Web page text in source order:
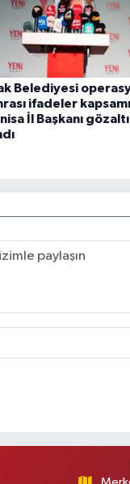
Belediyesi
ifadeler
İl Başkanı